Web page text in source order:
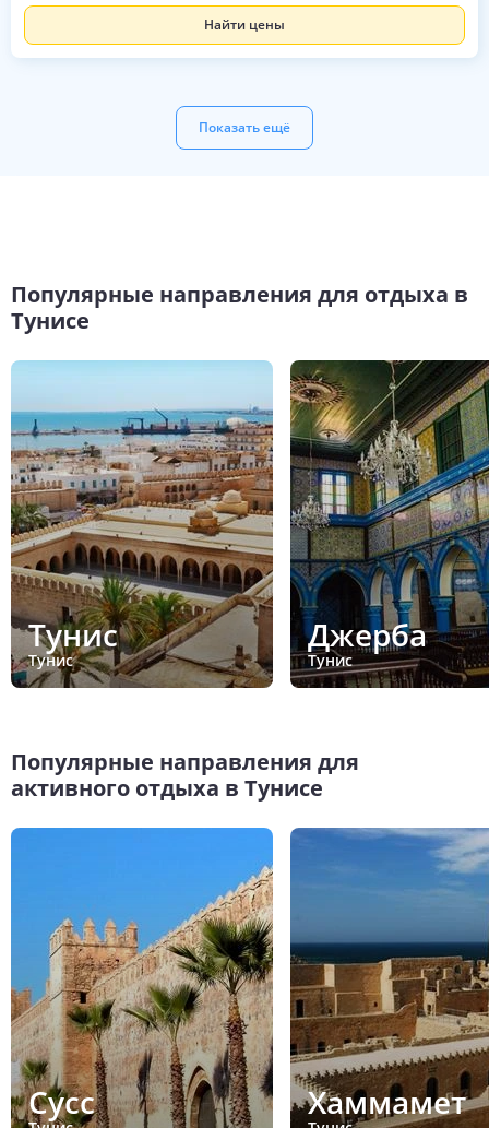
Найти цены
Показать ещё
Популярные направления для отдыха в
Тунисе
Тунис
Тунис
Джерба
Тунис
Популярные направления для
активного отдыха в Тунисе
Сусс Хаммамет